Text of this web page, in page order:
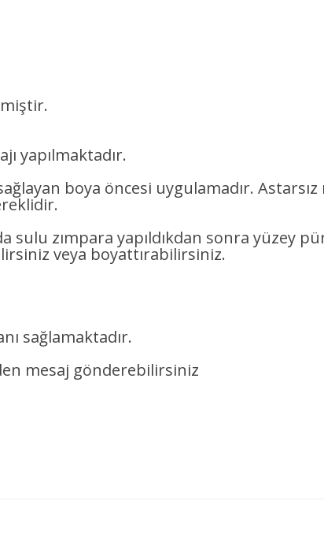
yapılmaktadır.
boya öncesi uygulamadır. Astarsız
sulu zımpara yapıldıkdan sonra yüzey
veya boyattırabilirsiniz.
sağlamaktadır.
mesaj gönderebilirsiniz